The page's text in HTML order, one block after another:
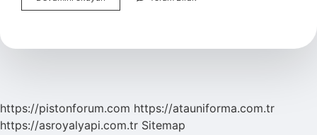
demir
https://pistonforum.com https://atauniforma.com.tr
https://asroyalyapi.com.tr Sitemap